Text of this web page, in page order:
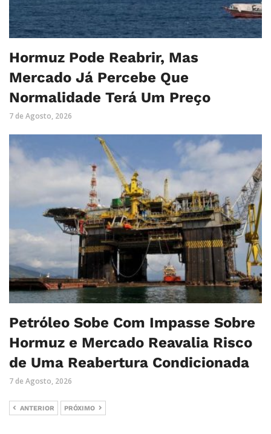
Hormuz Pode Reabrir, Mas
Mercado Já Percebe Que
Normalidade Terá Um Preço
7 de Agosto, 2026
Petróleo Sobe Com Impasse Sobre
Hormuz e Mercado Reavalia Risco
de Uma Reabertura Condicionada
7 de Agosto, 2026
ANTERIOR PRÓXIMO